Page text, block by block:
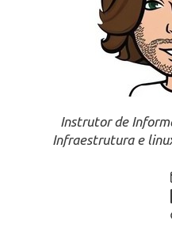
Instrutor de
Infraestrutura e
Mail